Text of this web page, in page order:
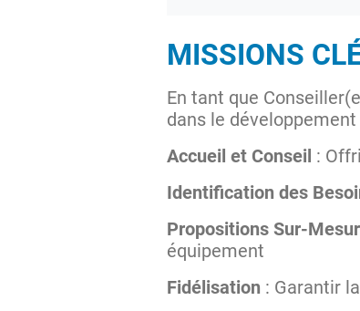
MISSIONS
En tant que
dans le
Accueil et Conseil :
Identification des
Propositions Sur-
équipement
Fidélisation : Garantir